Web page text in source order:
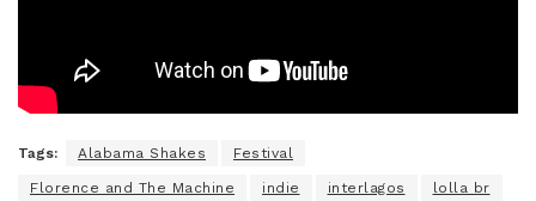
Tags: Alabama Shakes Festival
Florence and The Machine indie interlagos lolla br